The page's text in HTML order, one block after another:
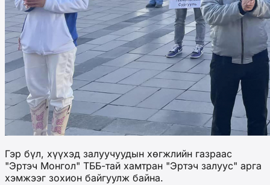
Гэр бүл, хүүхэд залуучуудын хөгжлийн газраас
"Эртэч Монгол" ТББ-тай хамтран "Эртэч залуус" арга
хэмжээг зохион байгуулж байна.